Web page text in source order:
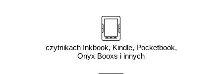
czytnikach Inkbook, Kindle, Pocketbook,
Onyx Booxs i innych